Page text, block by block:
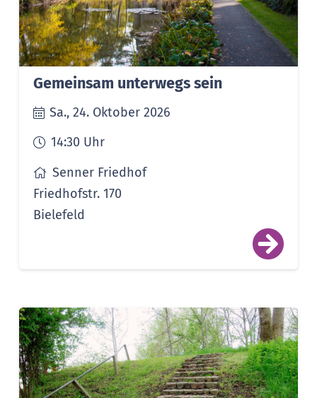
Gemeinsam unterwegs sein
Sa., 24. Oktober 2026
14:30 Uhr
Senner Friedhof
Friedhofstr. 170
Bielefeld